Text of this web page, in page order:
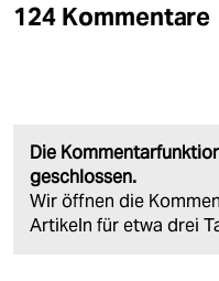
124 Kommentare
Die
geschlossen.
Wir öffnen die
Artikeln für etwa drei